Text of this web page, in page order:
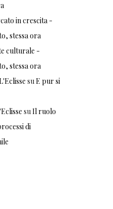
in crescita -
stessa ora
culturale -
stessa ora
suE pur si
suIl ruolo
di